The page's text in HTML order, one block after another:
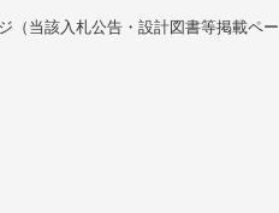
当該入札公告・設計図書等掲載ペー